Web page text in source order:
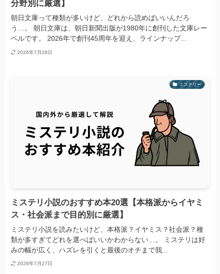
分野別に厳選】
朝日文庫って種類が多いけど、どれから読めばいいんだろ
う…。 朝日文庫は、朝日新聞出版が1980年に創刊した文庫レー
ベルです。 2026年で創刊45周年を迎え、ラインナップ...
2026年7月28日
ミステリー
ミステリ小説のおすすめ本20選【本格派からイヤミ
ス・社会派まで目的別に厳選】
ミステリ小説を読みたいけど、本格派？イヤミス？社会派？種
類が多すぎてどれを選べばいいかわからない…。 ミステリは好
みの幅が広く、ハズレを引くと最後のオチまで我...
2026年7月27日